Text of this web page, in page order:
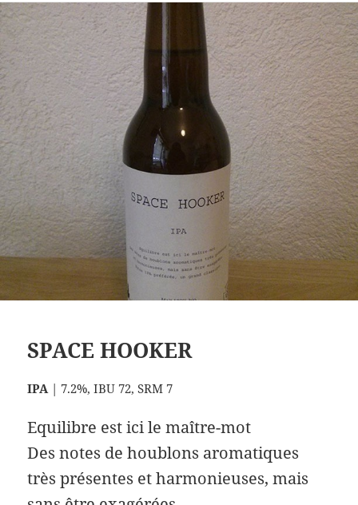
SPACE HOOKER
IPA | 7.2%, IBU 72, SRM 7
Equilibre est ici le maître-mot
Des notes de houblons aromatiques
très présentes et harmonieuses, mais